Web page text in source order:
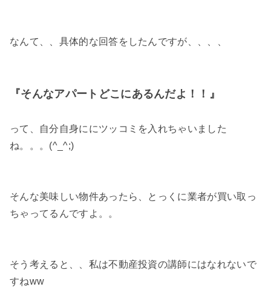
なんて、、具体的な回答をしたんですが、、、、
『そんなアパートどこにあるんだよ！！』
って、自分自身ににツッコミを入れちゃいました
ね。。。(^_^;)
そんな美味しい物件あったら、とっくに業者が買い取っ
ちゃってるんですよ。。
そう考えると、、私は不動産投資の講師にはなれないで
すねww